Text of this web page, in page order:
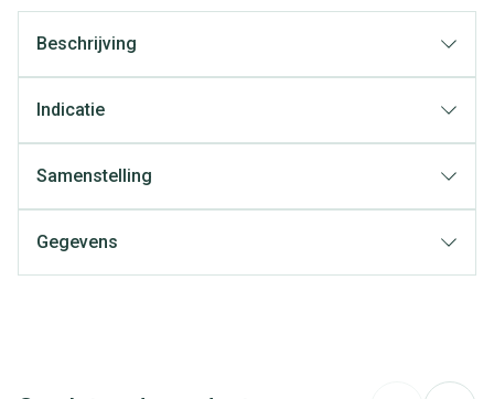
Beschrijving
Indicatie
Samenstelling
Gegevens